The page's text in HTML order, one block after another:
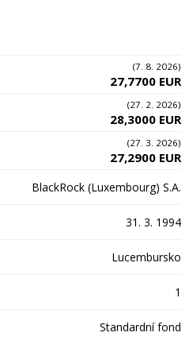
(7. 8. 2026)
27,7700 EUR
(27. 2. 2026)
28,3000 EUR
(27. 3. 2026)
27,2900 EUR
BlackRock (Luxembourg) S.A.
31. 3. 1994
Lucembursko
1
Standardní fond